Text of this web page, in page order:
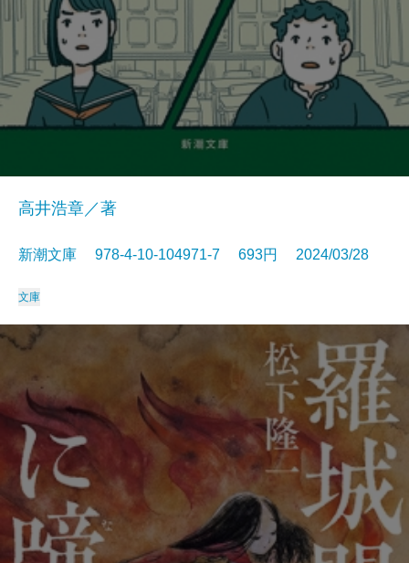
高井浩章／著
新潮文庫 978-4-10-104971-7 693円 2024/03/28
文庫